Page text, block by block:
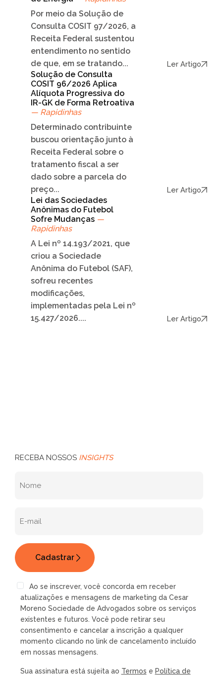
Por meio da Solução de
Consulta COSIT 97/2026, a
Receita Federal sustentou
entendimento no sentido
de que, em se tratando...
Ler Artigo
Solução de Consulta
COSIT 96/2026 Aplica
Alíquota Progressiva do
IR-GK de Forma Retroativa
— Rapidinhas
Determinado contribuinte
buscou orientação junto à
Receita Federal sobre o
tratamento fiscal a ser
dado sobre a parcela do
preço...
Ler Artigo
Lei das Sociedades
Anônimas do Futebol
Sofre Mudanças —
Rapidinhas
A Lei nº 14.193/2021, que
criou a Sociedade
Anônima do Futebol (SAF),
sofreu recentes
modificações,
implementadas pela Lei nº
15.427/2026....
Ler Artigo
RECEBA NOSSOS INSIGHTS
Ao se inscrever, você concorda em receber
atualizações e mensagens de marketing da Cesar
Moreno Sociedade de Advogados sobre os serviços
existentes e futuros. Você pode retirar seu
consentimento e cancelar a inscrição a qualquer
momento clicando no link de cancelamento incluído
em nossas mensagens.
Sua assinatura está sujeita ao Termos e Política de